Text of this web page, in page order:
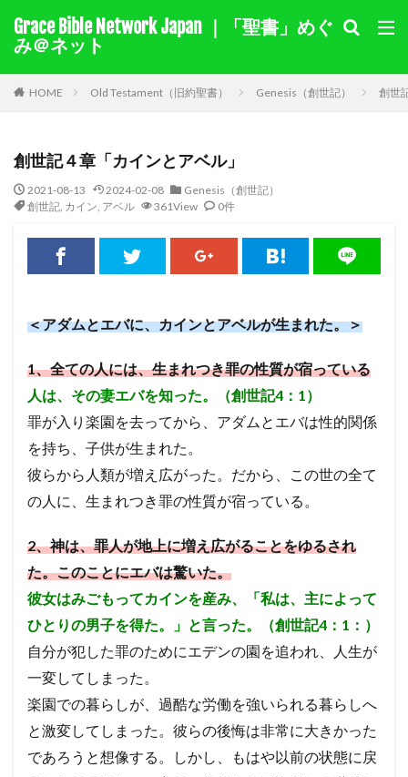
Grace Bible Network Japan ｜「聖書」めぐ
み＠ネット
HOME Old Testament（旧約聖書） Genesis（創世記） 創世
創世記４章「カインとアベル」
2021-08-13 2024-02-08
Genesis（創世記）
創世記, カイン, アベル 361View 0件
＜アダムとエバに、カインとアベルが生まれた。＞
1、全ての人には、生まれつき罪の性質が宿っている
人は、その妻エバを知った。（創世記4：1）
罪が入り楽園を去ってから、アダムとエバは性的関係
を持ち、子供が生まれた。
彼らから人類が増え広がった。だから、この世の全て
の人に、生まれつき罪の性質が宿っている。
2、神は、罪人が地上に増え広がることをゆるされ
た。このことにエバは驚いた。
彼女はみごもってカインを産み、「私は、主によって
ひとりの男子を得た。」と言った。
（創世記4：1：）
自分が犯した罪のためにエデンの園を追われ、人生が
一変してしまった。
楽園での暮らしが、過酷な労働を強いられる暮らしへ
と激変してしまった。彼らの後悔は非常に大きかった
であろうと想像する。しかし、もはや以前の状態に戻
１サムエル記 １列王記
キーワード検索結果
モーセ
マアカ 自由
偽り
イザベル 悔い改め ホセア
アベル
国家
ローマ
教え
アハブの子アハズヤ
新約
善を行う
バプテスマ
責任 ペテロ 御霊
長老
ヨシャパテ 信仰 滅亡
箱舟
十戒
賛美 一致
クリスチャン
第１回伝道旅行 証明
慰め
さばき
死 アタルヤ 創世記
洪水
天地創造 聖化
バラム
油注ぎ
聖霊 勝利
交わり
第２回伝道旅行
教師 別の福音
忍耐
救い
ヨアシュ
バテシェバ
原罪 永遠の命 ラザロ
割礼
聖徒
看守 判断 ガラテヤ
アハズヤ
改革
アッシリヤ マナセ
アブシャロム